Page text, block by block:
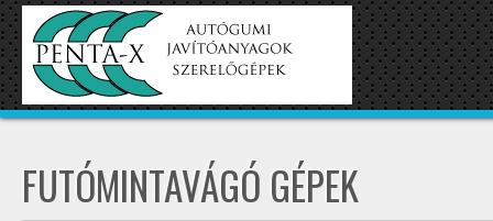
FUTÓMINTAVÁGÓ GÉPEK